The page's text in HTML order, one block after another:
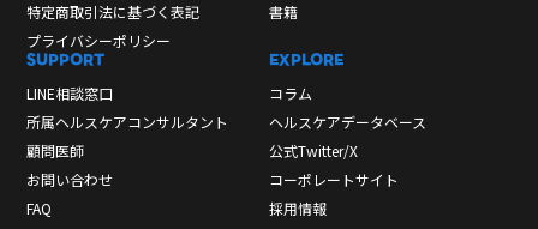
特定商取引法に基づく表記
プライバシーポリシー
書籍
SUPPORT
LINE相談窓口
所属ヘルスケアコンサルタント
顧問医師
お問い合わせ
FAQ
EXPLORE
コラム
ヘルスケアデータベース
公式Twitter/X
コーポレートサイト
採用情報